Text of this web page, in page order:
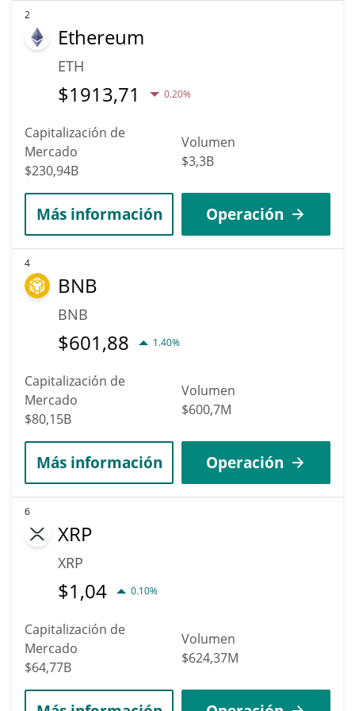
2
Ethereum
ETH
$1913,71 0.20%
Capitalización de
Mercado
$230,94B
Volumen
$3,3B
Más información Operación
4
BNB
BNB
$601,88 1.40%
Capitalización de
Mercado
$80,15B
Volumen
$600,7M
Más información Operación
6
XRP
XRP
$1,04 0.10%
Capitalización de
Mercado
$64,77B
Volumen
$624,37M